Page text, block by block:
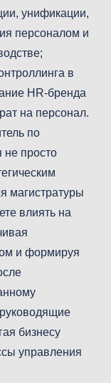
унификации,
персоналом и
в
HR-бренда
на персонал.
по
не просто
магистратуры
влиять на
и формируя
бизнесу
управления